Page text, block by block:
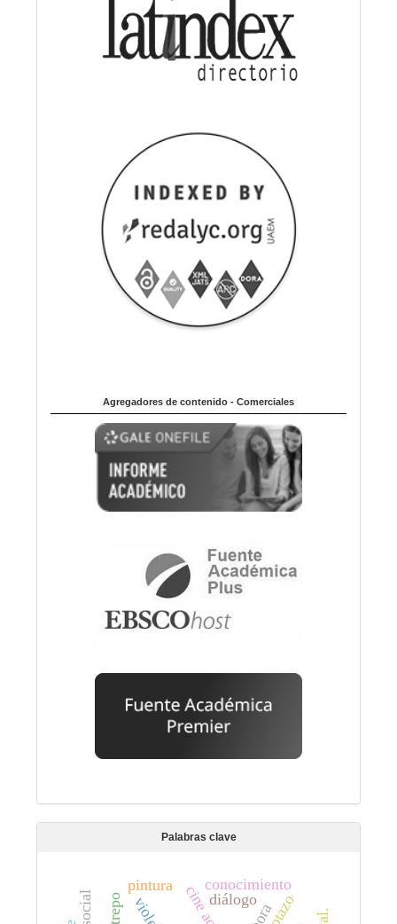
Agregadores de contenido - Comerciales
Palabras clave
diálogo
conocimiento
pintura